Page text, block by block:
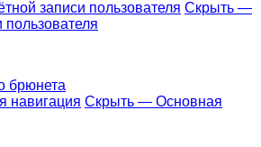
записи пользователя Скрыть —
брюнета
навигация Скрыть — Основная